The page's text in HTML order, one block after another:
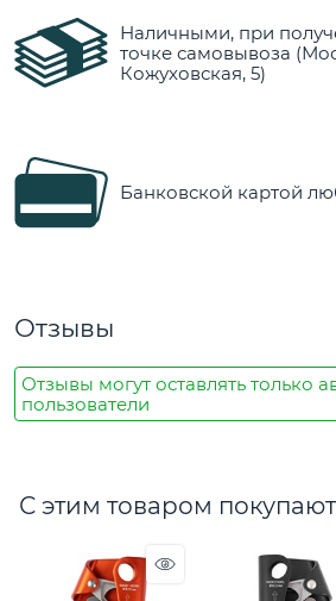
Наличными, при
точке самовывоза
Кожуховская, 5)
Банковской картой
Отзывы
Отзывы могут оставлять только
пользователи
С этим товаром покупают